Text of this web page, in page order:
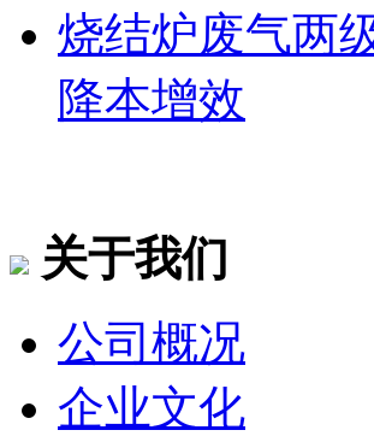
烧结炉废气两
降本增效
关于我们
公司概况
企业文化